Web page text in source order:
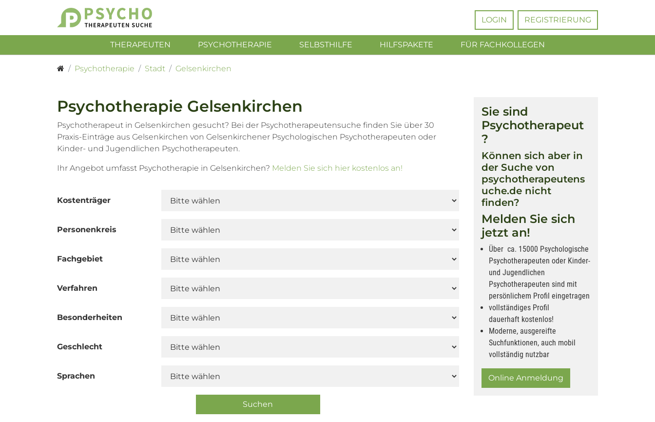
LOGIN REGISTRIERUNG
THERAPEUTEN PSYCHOTHERAPIE SELBSTHILFE HILFSPAKETE FÜR FACHKOLLEGEN
Psychotherapie Stadt Gelsenkirchen
Psychotherapie Gelsenkirchen
Psychotherapeut in Gelsenkirchen gesucht? Bei der Psychotherapeutensuche finden Sie über 30
Praxis-Einträge aus Gelsenkirchen von Gelsenkirchener Psychologischen Psychotherapeuten oder
Kinder- und Jugendlichen Psychotherapeuten.
Ihr Angebot umfasst Psychotherapie in Gelsenkirchen? Melden Sie sich hier kostenlos an!
Kostenträger
Personenkreis
Fachgebiet
Verfahren
Besonderheiten
Geschlecht
Sprachen
Sie sind
Psychotherapeut
?
Können sich aber in
der Suche von
psychotherapeutens
uche.de nicht
finden?
Melden Sie sich
jetzt an!
Über ca. 15000 Psychologische
Psychotherapeuten oder Kinder-
und Jugendlichen
Psychotherapeuten sind mit
persönlichem Profil eingetragen
vollständiges Profil
dauerhaft kostenlos!
Moderne, ausgereifte
Suchfunktionen, auch mobil
vollständig nutzbar
Online Anmeldung